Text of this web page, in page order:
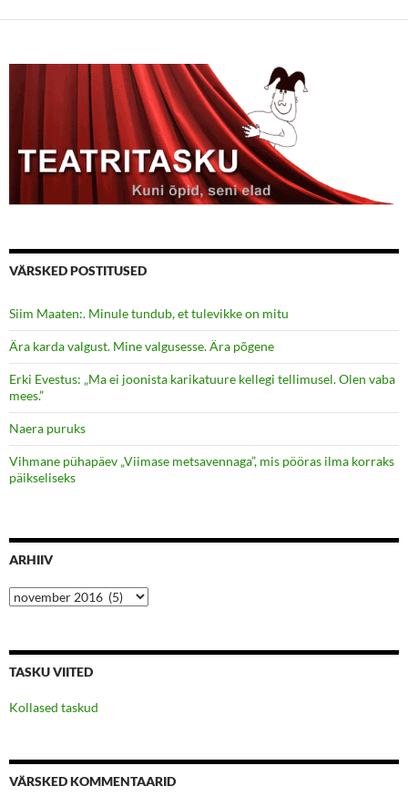
VÄRSKED POSTITUSED
Siim Maaten:. Minule tundub, et tulevikke on mitu
Ära karda valgust. Mine valgusesse. Ära põgene
Erki Evestus: „Ma ei joonista karikatuure kellegi tellimusel. Olen vaba
mees.”
Naera puruks
Vihmane pühapäev „Viimase metsavennaga”, mis pööras ilma korraks
päikseliseks
ARHIIV
Arhiiv
TASKU VIITED
Kollased taskud
VÄRSKED KOMMENTAARID